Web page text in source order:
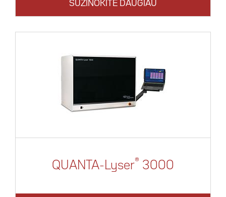
SUŽINOKITE DAUGIAU
QUANTA-Lyser® 3000